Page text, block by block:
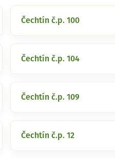
Čechtín č.p. 100
Čechtín č.p. 104
Čechtín č.p. 109
Čechtín č.p. 12